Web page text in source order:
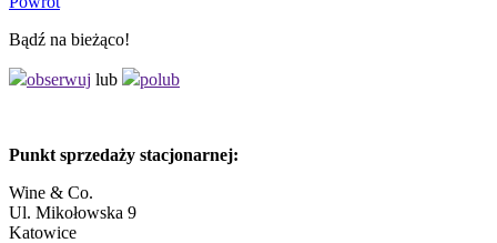
Bądź na bieżąco!
obserwuj lub polub
Punkt sprzedaży stacjonarnej:
Wine & Co.
Ul. Mikołowska 9
Katowice